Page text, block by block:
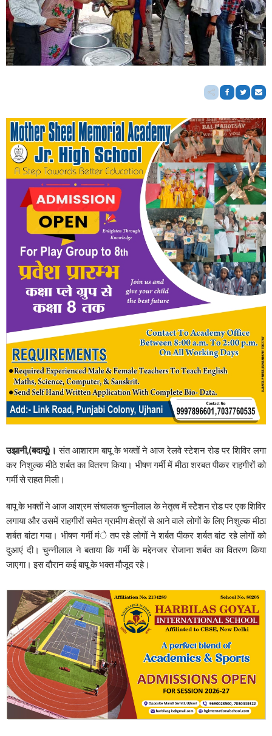
उझानी,(बदायूं)। संत आशाराम बापू के भक्तों ने आज रेलवे स्टेशन रोड पर शिविर लगा
कर निशुल्क मीठे शर्बत का वितरण किया। भीषण गर्मी में मीठा शरबत पीकर राहगीरों को
गर्मी से राहत मिली।
बापू के भक्तों ने आज आश्रम संचालक चुन्नीलाल के नेतृत्व में स्टेेेशन रोड पर एक शिविर
लगाया और उसमें राहगीरों समेत ग्रामीण क्षेत्रों से आने वाले लोगों के लिए निशुल्क मीठा
शर्बत बांटा गया। भीषण गर्मी मंे तप रहे लोगों ने शर्बत पीकर शर्बत बांट रहे लोगों को
दुआएं दी। चुन्नीलाल ने बताया कि गर्मी के मद्देनजर रोजाना शर्बत का वितरण किया
जाएगा। इस दौरान कई बापू के भक्त मौजूद रहे।